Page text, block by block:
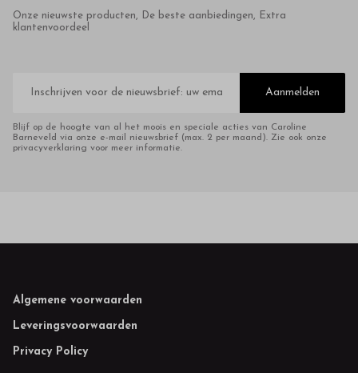
Onze nieuwste producten, De beste aanbiedingen, Extra
klantenvoordeel
mailadres
Aanmelden
Blijf op de hoogte van al het moois en speciale acties van Caroline
Barneveld via onze e-mail nieuwsbrief (max. 2 per maand). Zie ook onze
privacyverklaring voor meer informatie.
Footer
Algemene voorwaarden
Leveringsvoorwaarden
Privacy Policy